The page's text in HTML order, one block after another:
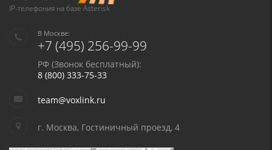
IP-телефония на базе Asterisk
В Москве:
+7 (495) 256-99-99
РФ (Звонок бесплатный):
8 (800) 333-75-33
team@voxlink.ru
г. Москва, Гостиничный проезд, 4